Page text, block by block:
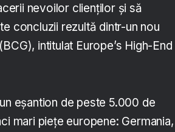
nevoilor clienților și să
concluzii rezultă dintr-un nou
intitulat Europe’s High-End
eșantion de peste 5.000 de
mari piețe europene: Germania,